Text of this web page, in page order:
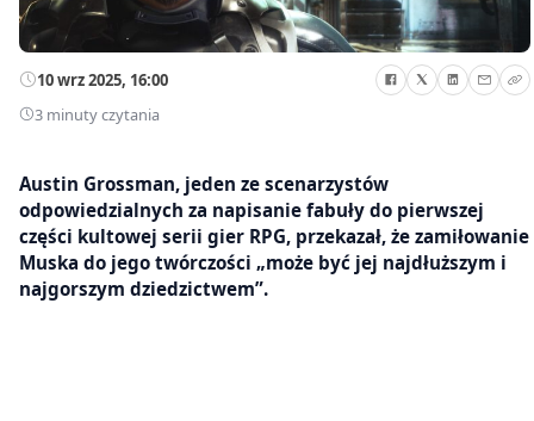
10 wrz 2025, 16:00
3 minuty czytania
Austin Grossman, jeden ze scenarzystów
odpowiedzialnych za napisanie fabuły do pierwszej
części kultowej serii gier RPG, przekazał, że zamiłowanie
Muska do jego twórczości „może być jej najdłuższym i
najgorszym dziedzictwem”.